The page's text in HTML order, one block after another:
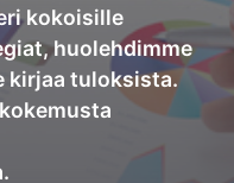
kokoisille
huolehdimme
kirjaa tuloksista.